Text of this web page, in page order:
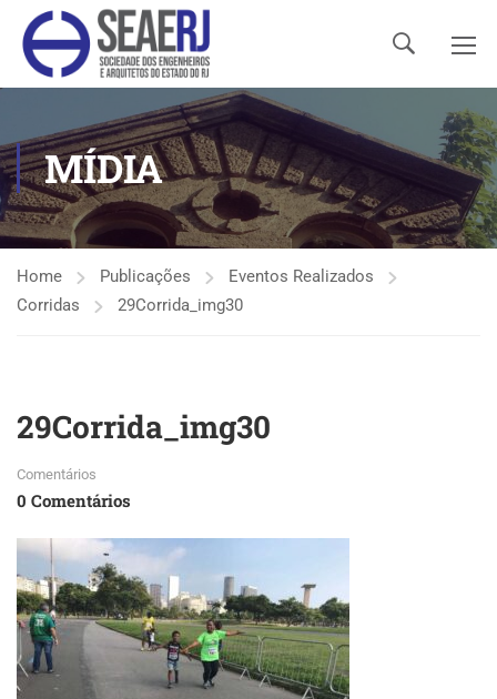
MÍDIA
Home Publicações
Eventos Realizados
Corridas
29Corrida_img30
29Corrida_img30
Comentários
0 Comentários